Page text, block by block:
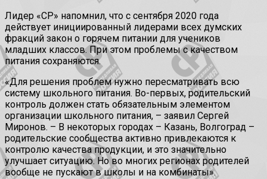
Лидер «СР» напомнил, что с сентября 2020 года
действует инициированный лидерами всех думских
фракций закон о горячем питании для учеников
младших классов. При этом проблемы с качеством
питания сохраняются.
«Для решения проблем нужно пересматривать всю
систему школьного питания. Во-первых, родительский
контроль должен стать обязательным элементом
организации школьного питания, – заявил Сергей
Миронов. – В некоторых городах – Казань, Волгоград –
родительские сообщества активно привлекаются к
контролю качества продукции, и это значительно
улучшает ситуацию. Но во многих регионах родителей
вообще не пускают в школы и на комбинаты».